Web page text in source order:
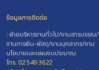
ข้อมูลการติดต่อ
: ฝ่ายบริหารงานทั่วไป/งานสารบรรณ/
งานการเงิน-พัสดุ/งานบุคลากร/งาน
นโยบายและแผนงบประมาณ
โทร. 02 549 3622